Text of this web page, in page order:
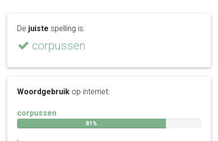
De juiste spelling is:
corpussen
Woordgebruik op internet:
corpussen
81%